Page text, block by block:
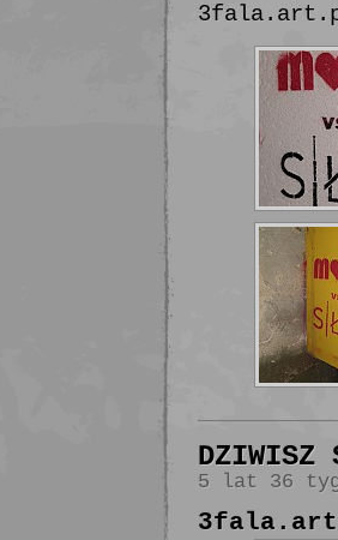
DZIWISZ
5 lat 36